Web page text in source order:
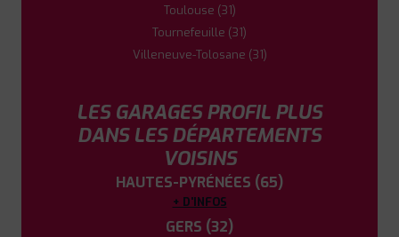
Toulouse (31)
Tournefeuille (31)
Villeneuve-Tolosane (31)
LES GARAGES PROFIL PLUS
DANS LES DÉPARTEMENTS
VOISINS
HAUTES-PYRÉNÉES (65)
+ D'INFOS
GERS (32)